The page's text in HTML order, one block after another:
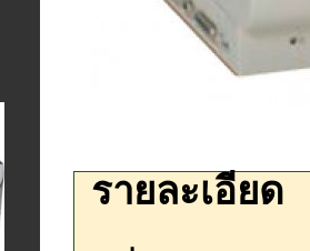
รายละเอียด